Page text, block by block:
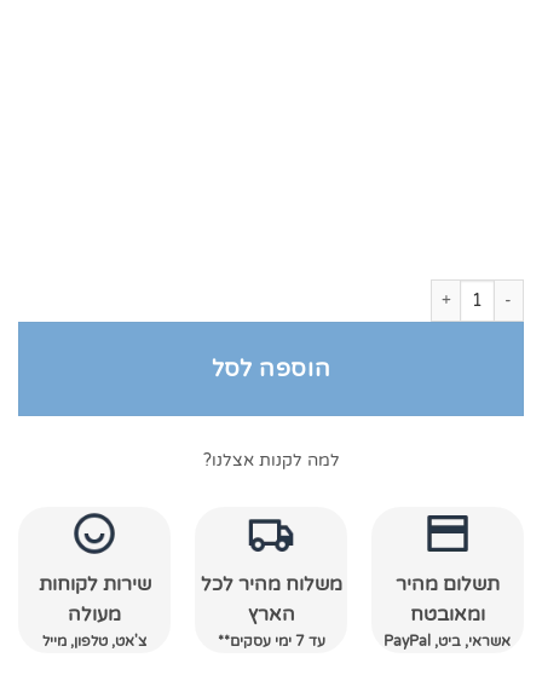
כמות של חלוק קטיפה עם רקמה, חלוק רחצה מקטיפה
הוספה לסל
למה לקנות אצלנו?
תשלום מהיר
ומאובטח
אשראי, ביט, PayPal
משלוח מהיר לכל
הארץ
עד 7 ימי עסקים**
שירות לקוחות
מעולה
צ'אט, טלפון, מייל